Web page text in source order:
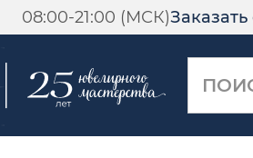
08:00-21:00 (МСК)